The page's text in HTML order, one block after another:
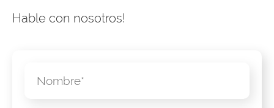
Hable con nosotros!